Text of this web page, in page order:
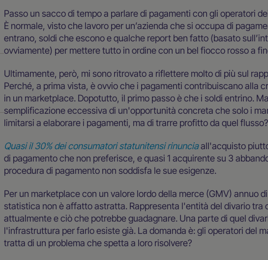
Passo un sacco di tempo a parlare di pagamenti con gli operatori
È normale, visto che lavoro per un’azienda che si occupa di
entrano, soldi che escono e qualche report ben fatto (basato
ovviamente) per mettere tutto in ordine con un bel fiocco rosso a
Ultimamente, però, mi sono ritrovato a riflettere molto di più sul
Perché, a prima vista, è ovvio che i pagamenti contribuiscano alla
in un marketplace. Dopotutto, il primo passo è che i soldi entrino.
semplificazione eccessiva di un'opportunità concreta che solo i
limitarsi a elaborare i pagamenti, ma di trarre profitto da quel flusso?
Quasi il 30% dei consumatori statunitensi rinunciaall'acquisto
di pagamento che non preferisce, e quasi 1 acquirente su 3
procedura di pagamento non soddisfa le sue esigenze.
Per un marketplace con un valore lordo della merce (GMV) annuo
statistica non è affatto astratta. Rappresenta l'entità del divario tra
attualmente e ciò che potrebbe guadagnare. Una parte di quel
l'infrastruttura per farlo esiste già. La domanda è: gli operatori del
tratta di un problema che spetta a loro risolvere?